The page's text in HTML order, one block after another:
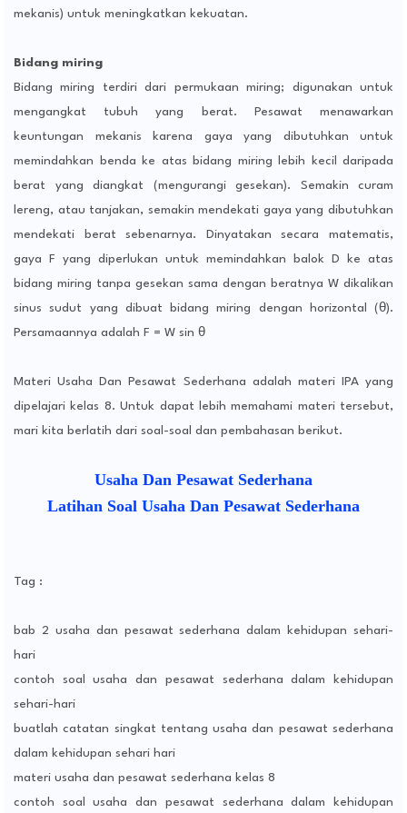
mekanis) untuk meningkatkan kekuatan.
Bidang miring
Bidang miring terdiri dari permukaan miring; digunakan untuk
mengangkat tubuh yang berat. Pesawat menawarkan
keuntungan mekanis karena gaya yang dibutuhkan untuk
memindahkan benda ke atas bidang miring lebih kecil daripada
berat yang diangkat (mengurangi gesekan). Semakin curam
lereng, atau tanjakan, semakin mendekati gaya yang dibutuhkan
mendekati berat sebenarnya. Dinyatakan secara matematis,
gaya F yang diperlukan untuk memindahkan balok D ke atas
bidang miring tanpa gesekan sama dengan beratnya W dikalikan
sinus sudut yang dibuat bidang miring dengan horizontal (θ).
Persamaannya adalah F = W sin θ
Materi Usaha Dan Pesawat Sederhana adalah materi IPA yang
dipelajari kelas 8. Untuk dapat lebih memahami materi tersebut,
mari kita berlatih dari soal-soal dan pembahasan berikut.
Usaha Dan Pesawat Sederhana
Latihan Soal Usaha Dan Pesawat Sederhana
Tag :
bab 2 usaha dan pesawat sederhana dalam kehidupan sehari-
hari
contoh soal usaha dan pesawat sederhana dalam kehidupan
sehari-hari
buatlah catatan singkat tentang usaha dan pesawat sederhana
dalam kehidupan sehari hari
materi usaha dan pesawat sederhana kelas 8
contoh soal usaha dan pesawat sederhana dalam kehidupan